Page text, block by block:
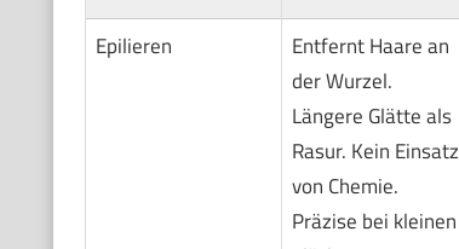
Epilieren
Entfernt Haare an
der Wurzel.
Längere Glätte als
Rasur. Kein Einsatz
von Chemie.
Präzise bei kleinen